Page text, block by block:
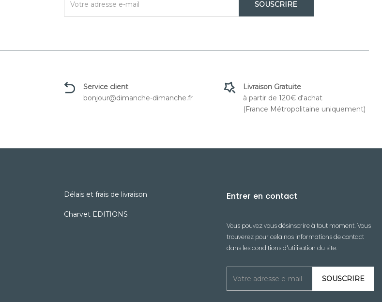
SOUSCRIRE
Service client
bonjour@dimanche-dimanche.fr
Livraison Gratuite
à partir de 120€ d'achat
(France Métropolitaine uniquement)
Délais et frais de livraison
Charvet EDITIONS
Entrer en contact
Vous pouvez vous désinscrire à tout moment. Vous
trouverez pour cela nos informations de contact
dans les conditions d'utilisation du site.
SOUSCRIRE